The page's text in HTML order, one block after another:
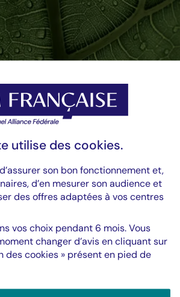
s’engage
durable
des bâtiments,
pour leur construction… le
représente aujourd’hui près de
mondiales de gaz à effet de
3,4 millions de m2 sous gestion
ville moyenne).
utilise des cookies.
son bon fonctionnement et,
d’en mesurer son audience et
des offres adaptées à vos centres
vos choix pendant 6 mois. Vous
changer d’avis en cliquant sur
des cookies » présent en pied de